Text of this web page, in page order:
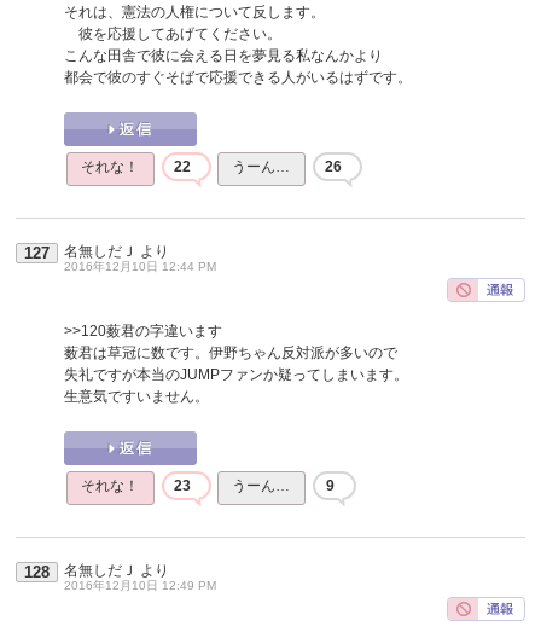
それは、憲法の人権について反します。
彼を応援してあげてください。
こんな田舎で彼に会える日を夢見る私なんかより
都会で彼のすぐそばで応援できる人がいるはずです。
それな！ 22 うーん… 26
127 名無しだＪ より
2016年12月10日 12:44 PM
>>120薮君の字違います
薮君は草冠に数です。伊野ちゃん反対派が多いので
失礼ですが本当のJUMPファンか疑ってしまいます。
生意気ですいません。
それな！ 23 うーん… 9
128 名無しだＪ より
2016年12月10日 12:49 PM